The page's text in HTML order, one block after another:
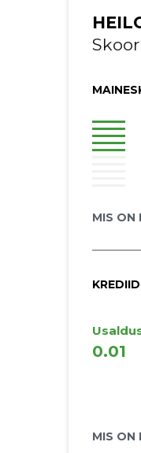
MIS ON
0.01
MIS ON